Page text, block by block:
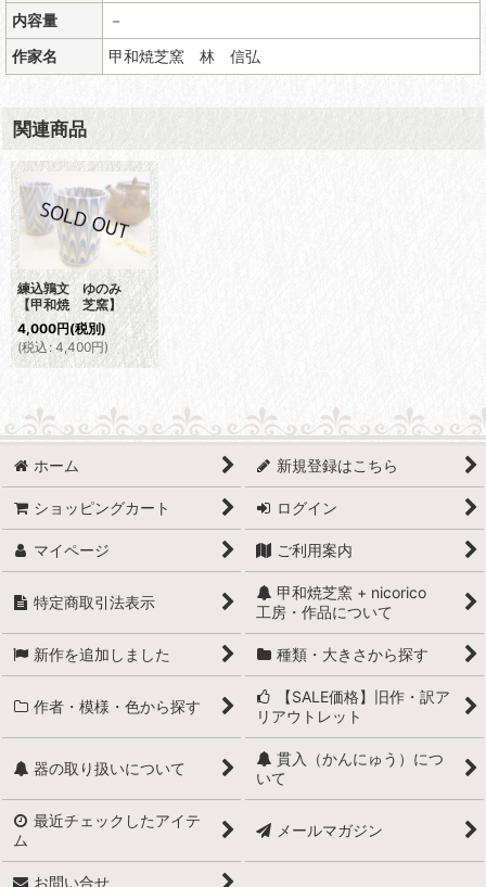
内容量
－
作家名
甲和焼芝窯 林 信弘
関連商品
練込鶉文 ゆのみ
【甲和焼 芝窯】
4,000円(税別)
(税込: 4,400円)
ホーム 新規登録はこちら
ショッピングカート ログイン
マイページ ご利用案内
特定商取引法表示
甲和焼芝窯 + nicorico
工房・作品について
新作を追加しました 種類・大きさから探す
作者・模様・色から探す
【SALE価格】旧作・訳ア
リアウトレット
器の取り扱いについて
貫入（かんにゅう）につ
いて
最近チェックしたアイテ
ム
メールマガジン
お問い合せ